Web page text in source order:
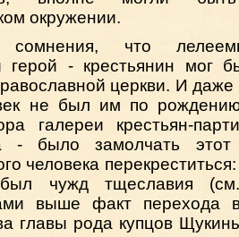
окружении.
что
герой - крестьянин мог
церкви. И
не был им по
галереи крестьян-
- было замолчать
человека
чужд тщеславия (см.
выше факт перехода
главы рода купцов